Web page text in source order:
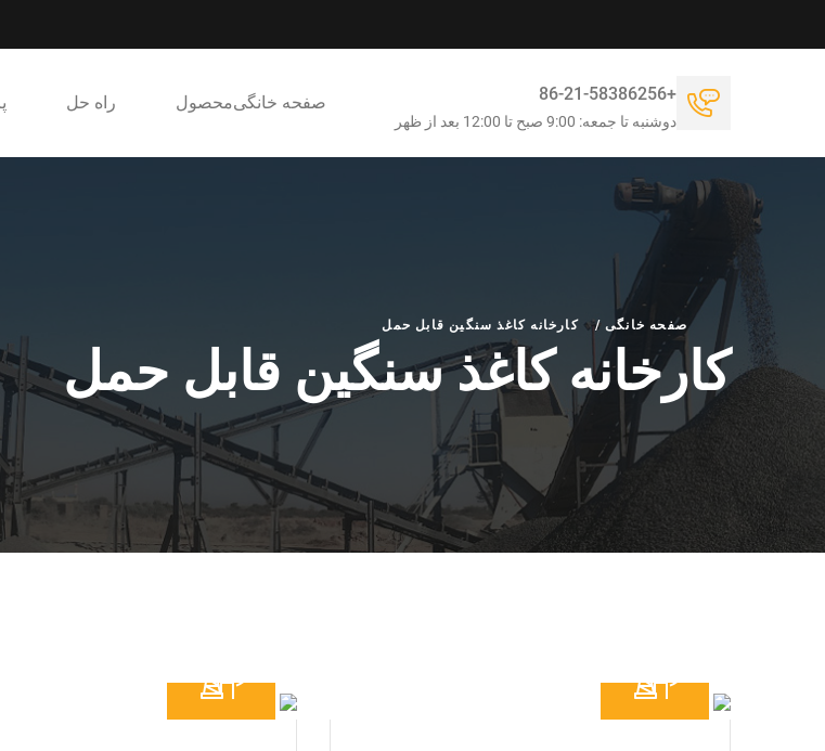
صفحه خانگیمحصول راه حل +86-21-58386256
دوشنبه تا جمعه: 9:00 صبح تا 12:00 بعد از ظهر
صفحه خانگی / کارخانه کاغذ سنگین قابل حمل
کارخانه کاغذ سنگین قابل حمل